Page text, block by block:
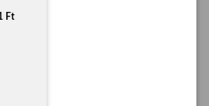
Ft